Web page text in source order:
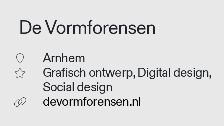
De Vormforensen
Arnhem
Grafisch ontwerp, Digital design,
Social design
devormforensen.nl